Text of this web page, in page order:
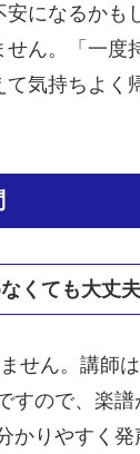
安になるかも
せん。「一度
て気持ちよく
くても大丈
せん。講師
すので、楽
かりやすく